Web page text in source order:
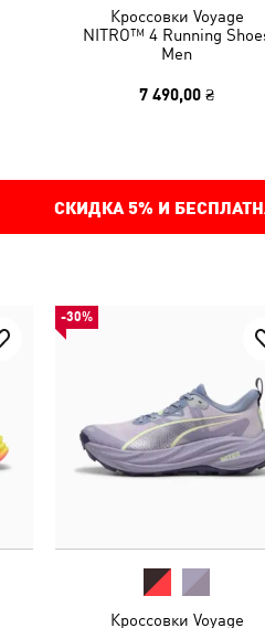
Кроссовки Voyage
NITRO™ 4 Running
Men
7 490,00 ₴
СКИДКА 5% И
-30%
Кроссовки Voyage